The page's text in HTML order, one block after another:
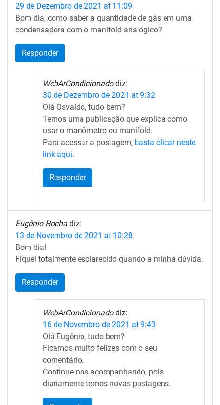
29 de Dezembro de 2021 at 11:09
Bom dia, como saber a quantidade de gás em uma
condensadora com o manifold analógico?
Responder
WebArCondicionado diz:
30 de Dezembro de 2021 at 9:32
Olá Osvaldo, tudo bem?
Temos uma publicação que explica como
usar o manômetro ou manifold.
Para acessar a postagem, basta clicar neste
link aqui.
Responder
Eugênio Rocha diz:
13 de Novembro de 2021 at 10:28
Bom dia!
Fiquei totalmente esclarecido quando a minha dúvida.
Responder
WebArCondicionado diz:
16 de Novembro de 2021 at 9:43
Olá Eugênio, tudo bem?
Ficamos muito felizes com o seu
comentário.
Continue nos acompanhando, pois
diariamente temos novas postagens.